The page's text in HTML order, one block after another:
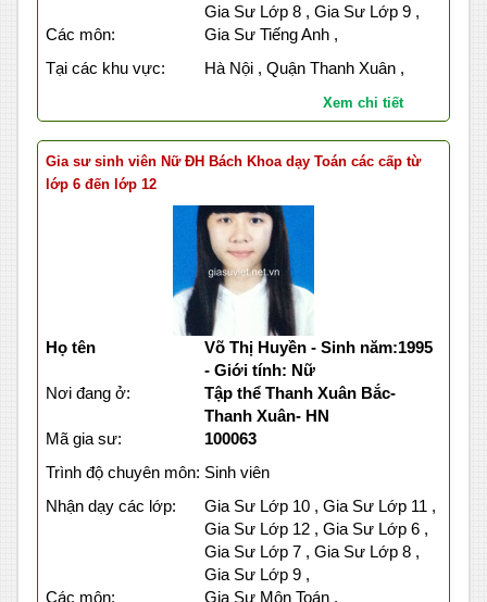
Gia Sư Lớp 8 , Gia Sư Lớp 9 ,
Các môn:
Gia Sư Tiếng Anh ,
Tại các khu vực:
Hà Nội , Quận Thanh Xuân ,
Xem chi tiết
Gia sư sinh viên Nữ ĐH Bách Khoa dạy Toán các cấp từ
lớp 6 đến lớp 12
Họ tên
Võ Thị Huyền - Sinh năm:1995
- Giới tính: Nữ
Nơi đang ở:
Tập thể Thanh Xuân Bắc-
Thanh Xuân- HN
Mã gia sư:
100063
Trình độ chuyên môn: Sinh viên
Nhận dạy các lớp:
Gia Sư Lớp 10 , Gia Sư Lớp 11 ,
Gia Sư Lớp 12 , Gia Sư Lớp 6 ,
Gia Sư Lớp 7 , Gia Sư Lớp 8 ,
Gia Sư Lớp 9 ,
Các môn:
Gia Sư Môn Toán ,